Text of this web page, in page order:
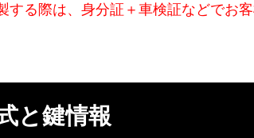
る際は、身分証＋車検証などでお
と鍵情報